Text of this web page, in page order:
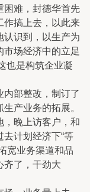
困难，封德华首先
作搞上去，以此来
认识到，以生产为
市场经济中的立足
也是构筑企业凝
内部整改，制订了
产业务的拓展。
，晚上访客户，和
计划经济下“等
宽业务渠道和品
齐了，干劲大